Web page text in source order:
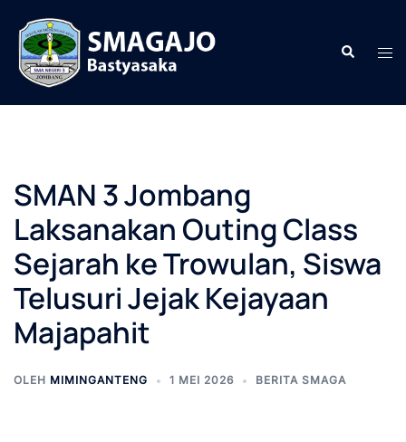
Cari
SMAN 3 Jombang
Laksanakan Outing Class
Sejarah ke Trowulan, Siswa
Telusuri Jejak Kejayaan
Majapahit
OLEH MIMINGANTENG 1 MEI 2026 BERITA SMAGA